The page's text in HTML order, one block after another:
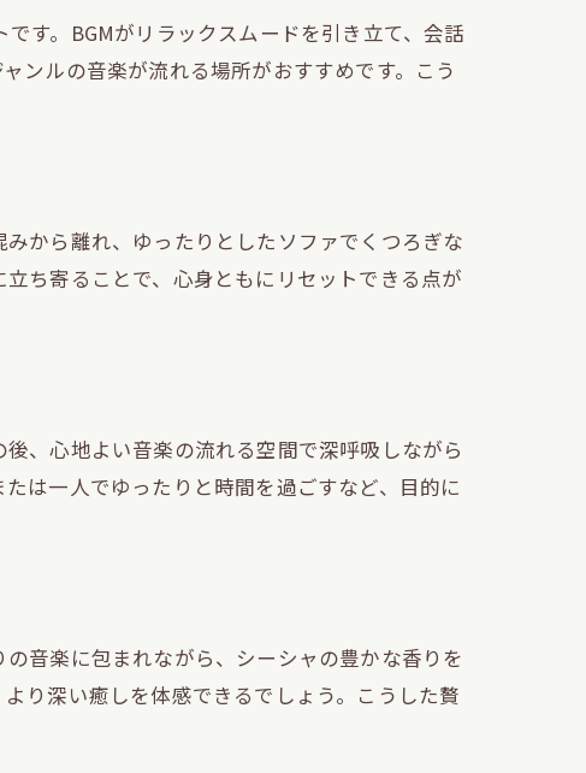
す。BGMがリラックスムードを引き立て、会話
ンルの音楽が流れる場所がおすすめです。こう
から離れ、ゆったりとしたソファでくつろぎな
ち寄ることで、心身ともにリセットできる点が
、心地よい音楽の流れる空間で深呼吸しながら
は一人でゆったりと時間を過ごすなど、目的に
音楽に包まれながら、シーシャの豊かな香りを
り深い癒しを体感できるでしょう。こうした贅